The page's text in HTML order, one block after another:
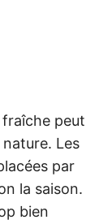
fraîche peut
Les
par
la saison.
bien